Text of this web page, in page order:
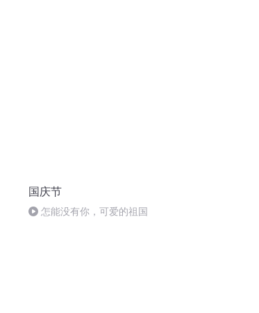
国庆节
怎能没有你，可爱的祖国